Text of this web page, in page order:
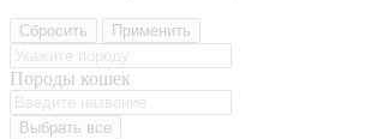
Сбросить Применить
Породы кошек
Выбрать все